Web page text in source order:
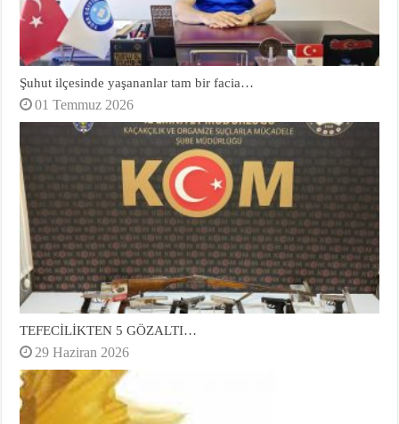
Şuhut ilçesinde yaşananlar tam bir facia…
01 Temmuz 2026
TEFECİLİKTEN 5 GÖZALTI…
29 Haziran 2026